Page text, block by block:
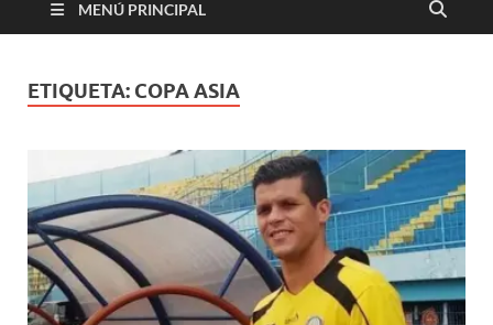
MENÚ PRINCIPAL
ETIQUETA: COPA ASIA